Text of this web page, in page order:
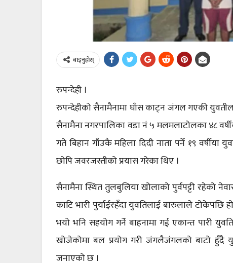
बाड्नुहोस्
रुपन्देही ।
रुपन्देहीको सैनामैनामा घाँस काट्न जंगल गएकी
सैनामैना नगरपालिका वडा नं ५ मलमलाटोलका ४८
गते बिहान गाँउकै महिला दिदी नाता पर्ने १९
छोपि जवरजस्तीको प्रयास गरेका थिए ।
सैनामैना स्थित तुलबुलिया खोलाको पुर्वपट्टी रहेको
काटि भारी पुर्याईरहँदा युवतिलाई बारुलाले
भयो भनि सहयोग गर्ने बाहनामा गई एकान्त पारी
खोजेकोमा बल प्रयोग गरी जंगलैजंगलको बाटो हुँदै
जनाएको छ ।